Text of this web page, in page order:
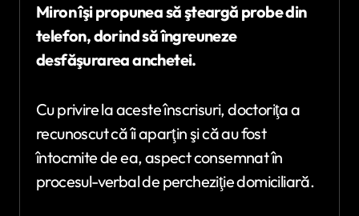
Miron îşi propunea să şteargă probe din
telefon, dorind să îngreuneze
desfăşurarea anchetei.
Cu privire la aceste înscrisuri, doctoriţa a
recunoscut că îi aparţin şi că au fost
întocmite de ea, aspect consemnat în
procesul-verbal de percheziţie domiciliară.